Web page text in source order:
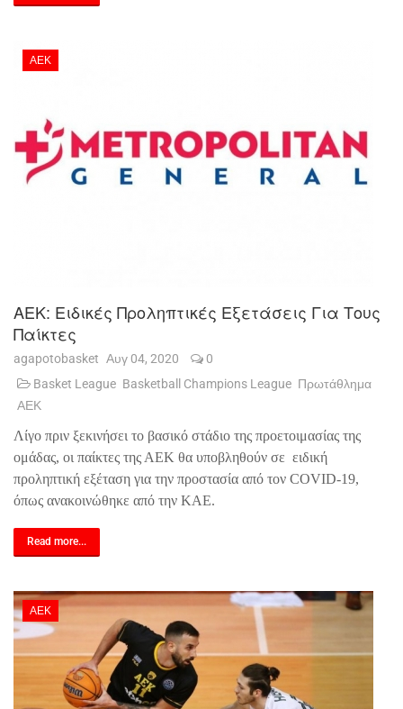
ΑΕΚ
ΑΕΚ: Ειδικές Προληπτικές Εξετάσεις Για Τους
Παίκτες
agapotobasket Αυγ 04, 2020
0
Basket League Basketball Champions League Πρωτάθλημα
ΑΕΚ
Λίγο πριν ξεκινήσει το βασικό στάδιο της προετοιμασίας της
ομάδας, οι παίκτες της ΑΕΚ θα υποβληθούν σε ειδική
προληπτική εξέταση για την προστασία από τον COVID-19,
όπως ανακοινώθηκε από την ΚΑΕ.
Read more...
ΑΕΚ